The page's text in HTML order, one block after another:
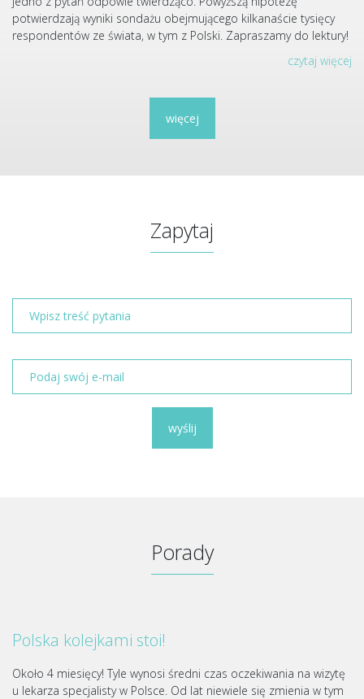
potwierdzają wyniki sondażu obejmującego kilkanaście tysięcy
respondentów ze świata, w tym z Polski. Zapraszamy do lektury!
czytaj więcej
więcej
Zapytaj
wyślij
Porady
Polska kolejkami stoi!
Około 4 miesięcy! Tyle wynosi średni czas oczekiwania na wizytę
u lekarza specjalisty w Polsce. Od lat niewiele się zmienia w tym